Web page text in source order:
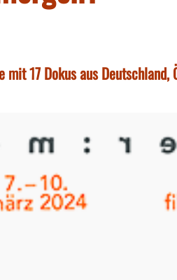
17 Dokus aus Deutschland,